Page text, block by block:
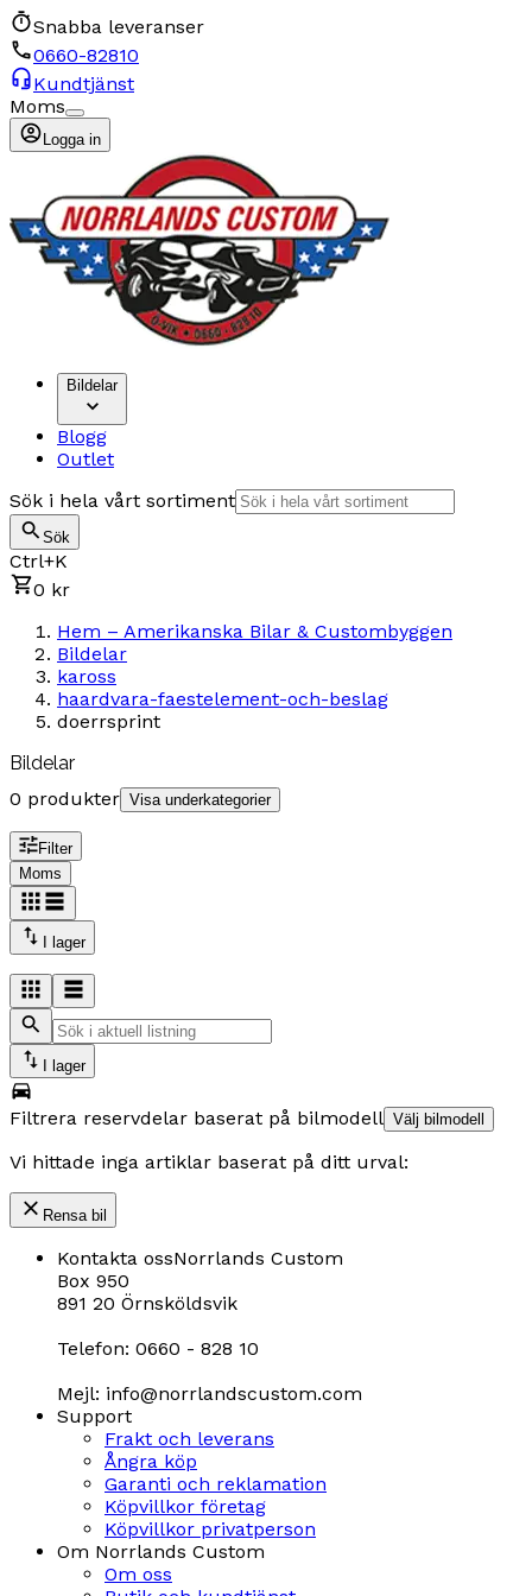
Snabba leveranser
0660-82810
Kundtjänst
Moms
Logga in
Bildelar
Blogg
Outlet
Sök i hela vårt sortiment
Sök
Ctrl+K
0 kr
Hem – Amerikanska Bilar & Custombyggen
Bildelar
kaross
haardvara-faestelement-och-beslag
doerrsprint
Bildelar
0 produkter Visa underkategorier
Filter
Moms
I lager
I lager
Filtrera reservdelar baserat på bilmodell Välj bilmodell
Vi hittade inga artiklar baserat på ditt urval:
Rensa bil
Kontakta ossNorrlands Custom
Box 950
891 20 Örnsköldsvik
Telefon: 0660 - 828 10
Mejl: info@norrlandscustom.com
Support
Frakt och leverans
Ångra köp
Garanti och reklamation
Köpvillkor företag
Köpvillkor privatperson
Om Norrlands Custom
Om oss